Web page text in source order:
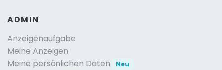
ADMIN
Anzeigenaufgabe
Meine Anzeigen
Meine persönlichen Daten
Neu